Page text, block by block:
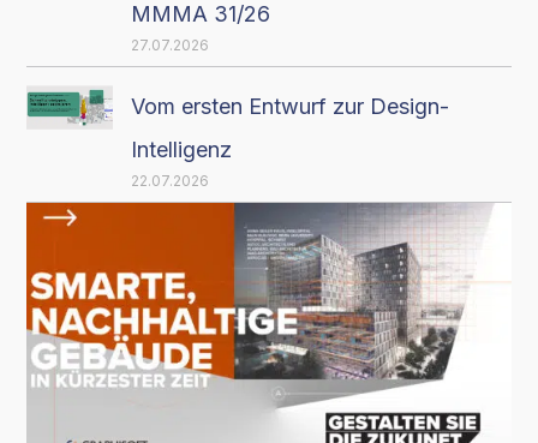
MMMA 31/26
27.07.2026
Vom ersten Entwurf zur Design-
Intelligenz
22.07.2026